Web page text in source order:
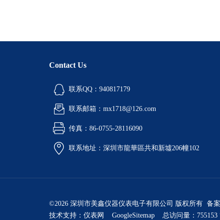
Contact Us
联系QQ：940817179
联系邮箱：mx1718@126.com
传真：86-0755-28116090
联系地址：深圳市龍華區共和新墟206幢102
©2026 深圳市美鑫仪器仪表电子有限公司 版权所有 备
技术支持： 仪表网 GoogleSitemap 总访问量：755153